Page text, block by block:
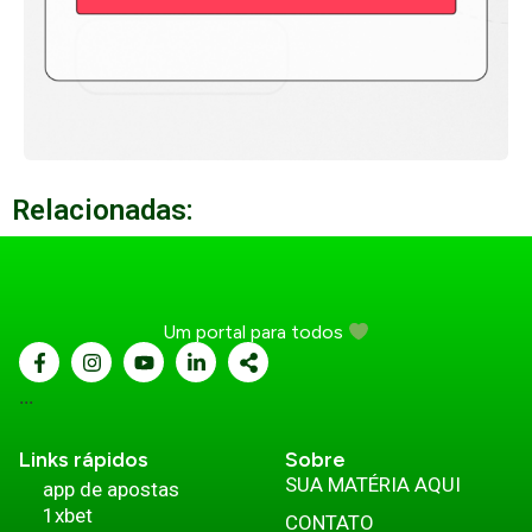
Relacionadas:
Um portal para todos
...
Links rápidos
app de apostas
1xbet
Sobre
SUA MATÉRIA AQUI
CONTATO